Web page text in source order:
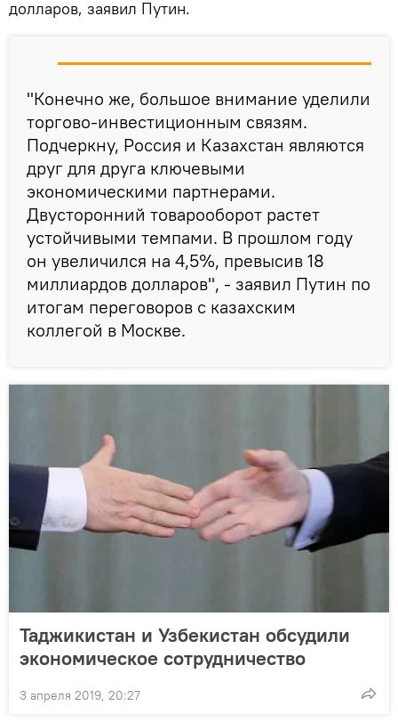
долларов, заявил Путин.
"Конечно же, большое внимание уделили
торгово-инвестиционным связям.
Подчеркну, Россия и Казахстан являются
друг для друга ключевыми
экономическими партнерами.
Двусторонний товарооборот растет
устойчивыми темпами. В прошлом году
он увеличился на 4,5%, превысив 18
миллиардов долларов", - заявил Путин по
итогам переговоров с казахским
коллегой в Москве.
Таджикистан и Узбекистан обсудили
экономическое сотрудничество
3 апреля 2019, 20:27